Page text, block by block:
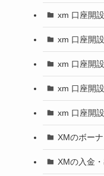
xm 口座開
xm 口座開
xm 口座開
xm 口座開
xm 口座開
XMのボー
XMの入金